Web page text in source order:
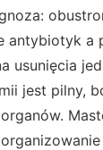
antybiotyk a
usunięcia
jest pilny,